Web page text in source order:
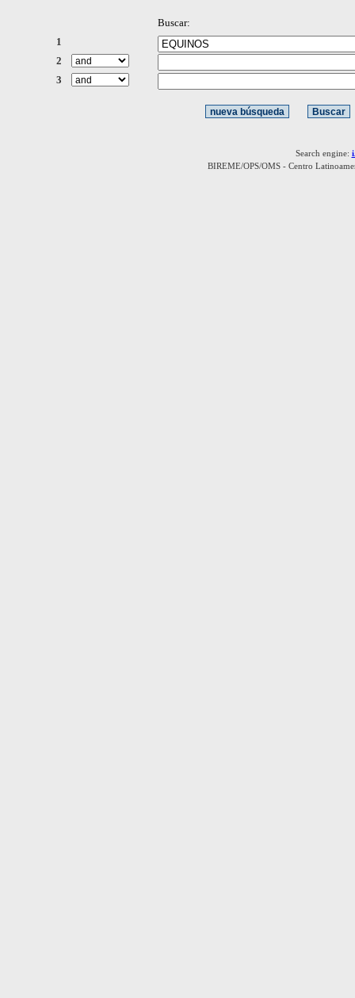
Buscar:
1
2
3
Search engine:
BIREME/OPS/OMS - Centro